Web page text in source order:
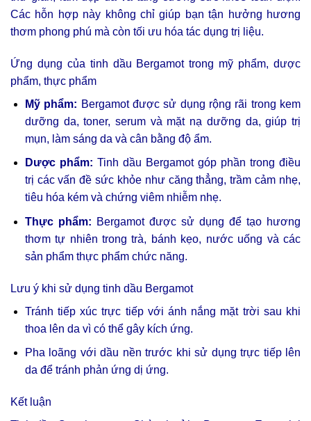
Các hỗn hợp này không chỉ giúp bạn tận hưởng hương
thơm phong phú mà còn tối ưu hóa tác dụng trị liệu.
Ứng dụng của tinh dầu Bergamot trong mỹ phẩm, dược
phẩm, thực phẩm
Mỹ phẩm: Bergamot được sử dụng rộng rãi trong kem
dưỡng da, toner, serum và mặt nạ dưỡng da, giúp trị
mụn, làm sáng da và cân bằng độ ẩm.
Dược phẩm: Tinh dầu Bergamot góp phần trong điều
trị các vấn đề sức khỏe như căng thẳng, trầm cảm nhẹ,
tiêu hóa kém và chứng viêm nhiễm nhẹ.
Thực phẩm: Bergamot được sử dụng để tạo hương
thơm tự nhiên trong trà, bánh kẹo, nước uống và các
sản phẩm thực phẩm chức năng.
Lưu ý khi sử dụng tinh dầu Bergamot
Tránh tiếp xúc trực tiếp với ánh nắng mặt trời sau khi
thoa lên da vì có thể gây kích ứng.
Pha loãng với dầu nền trước khi sử dụng trực tiếp lên
da để tránh phản ứng dị ứng.
Kết luận